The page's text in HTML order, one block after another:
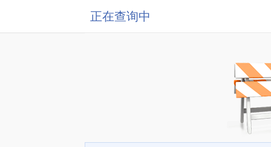
正在查询中